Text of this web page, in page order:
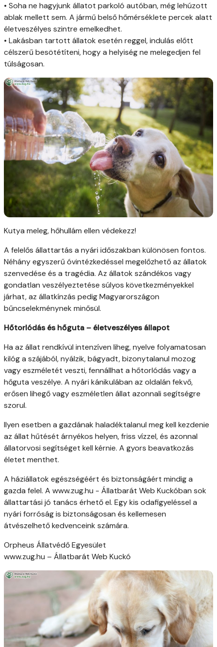
• Soha ne hagyjunk állatot parkoló autóban, még lehúzott
ablak mellett sem. A jármű belső hőmérséklete percek alatt
életveszélyes szintre emelkedhet.
• Lakásban tartott állatok esetén reggel, indulás előtt
célszerű besötétíteni, hogy a helyiség ne melegedjen fel
túlságosan.
Kutya meleg, hőhullám ellen védekezz!
A felelős állattartás a nyári időszakban különösen fontos.
Néhány egyszerű óvintézkedéssel megelőzhető az állatok
szenvedése és a tragédia. Az állatok szándékos vagy
gondatlan veszélyeztetése súlyos következményekkel
járhat, az állatkínzás pedig Magyarországon
bűncselekménynek minősül.
Hőtorlódás és hőguta – életveszélyes állapot
Ha az állat rendkívül intenzíven liheg, nyelve folyamatosan
kilóg a szájából, nyálzik, bágyadt, bizonytalanul mozog
vagy eszméletét veszti, fennállhat a hőtorlódás vagy a
hőguta veszélye. A nyári kánikulában az oldalán fekvő,
erősen lihegő vagy eszméletlen állat azonnali segítségre
szorul.
Ilyen esetben a gazdának haladéktalanul meg kell kezdenie
az állat hűtését árnyékos helyen, friss vízzel, és azonnal
állatorvosi segítséget kell kérnie. A gyors beavatkozás
életet menthet.
A háziállatok egészségéért és biztonságáért mindig a
gazda felel. A www.zug.hu - Állatbarát Web Kuckóban sok
állattartási jó tanács érhető el. Egy kis odafigyeléssel a
nyári forróság is biztonságosan és kellemesen
átvészelhető kedvenceink számára.
Orpheus Állatvédő Egyesület
www.zug.hu – Állatbarát Web Kuckó